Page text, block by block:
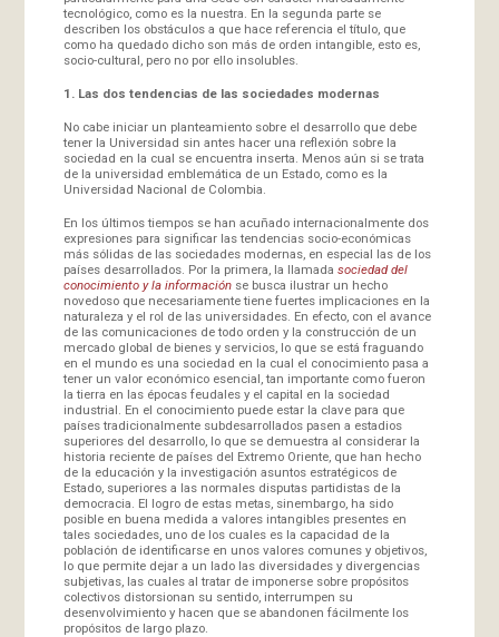
tecnológico, como es la nuestra. En la segunda parte se
describen los obstáculos a que hace referencia el título, que
como ha quedado dicho son más de orden intangible, esto es,
socio-cultural, pero no por ello insolubles.
1. Las dos tendencias de las sociedades modernas
No cabe iniciar un planteamiento sobre el desarrollo que debe
tener la Universidad sin antes hacer una reflexión sobre la
sociedad en la cual se encuentra inserta. Menos aún si se trata
de la universidad emblemática de un Estado, como es la
Universidad Nacional de Colombia.
En los últimos tiempos se han acuñado internacionalmente dos
expresiones para significar las tendencias socio-económicas
más sólidas de las sociedades modernas, en especial las de los
países desarrollados. Por la primera, la llamada sociedad del
conocimiento y la información se busca ilustrar un hecho
novedoso que necesariamente tiene fuertes implicaciones en la
naturaleza y el rol de las universidades. En efecto, con el avance
de las comunicaciones de todo orden y la construcción de un
mercado global de bienes y servicios, lo que se está fraguando
en el mundo es una sociedad en la cual el conocimiento pasa a
tener un valor económico esencial, tan importante como fueron
la tierra en las épocas feudales y el capital en la sociedad
industrial. En el conocimiento puede estar la clave para que
países tradicionalmente subdesarrollados pasen a estadios
superiores del desarrollo, lo que se demuestra al considerar la
historia reciente de países del Extremo Oriente, que han hecho
de la educación y la investigación asuntos estratégicos de
Estado, superiores a las normales disputas partidistas de la
democracia. El logro de estas metas, sinembargo, ha sido
posible en buena medida a valores intangibles presentes en
tales sociedades, uno de los cuales es la capacidad de la
población de identificarse en unos valores comunes y objetivos,
lo que permite dejar a un lado las diversidades y divergencias
subjetivas, las cuales al tratar de imponerse sobre propósitos
colectivos distorsionan su sentido, interrumpen su
desenvolvimiento y hacen que se abandonen fácilmente los
propósitos de largo plazo.